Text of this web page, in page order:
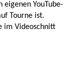
YouTube-
Tourne ist.
im Videoschnitt